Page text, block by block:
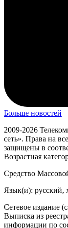
Больше новостей
2009-2026
сеть». Права на
защищены в
Возрастная
Средство
Язык(и): русский,
Сетевое издание
Выписка из
информации по